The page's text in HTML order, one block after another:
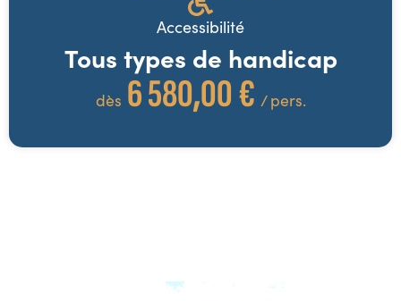
Accessibilité
Tous types de handicap
dès 6 580,00 € / pers.